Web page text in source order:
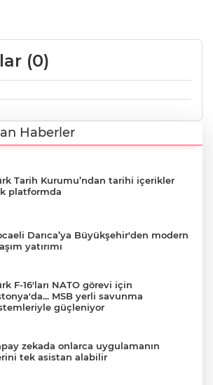
(0)
Haberler
Tarih Kurumu’ndan tarihi içerikler
platformda
Darıca’ya Büyükşehir'den modern
yatırımı
F-16'ları NATO görevi için
MSB yerli savunma
güçleniyor
zekada onlarca uygulamanın
tek asistan alabilir